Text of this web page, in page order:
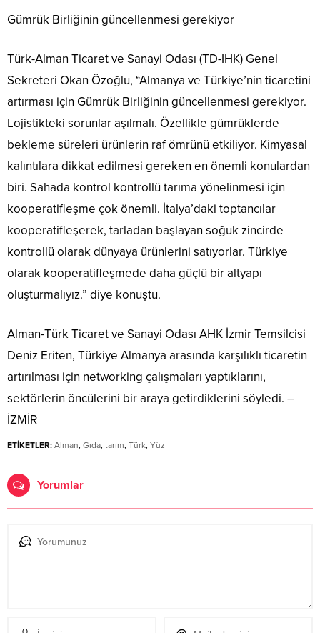
Gümrük Birliğinin güncellenmesi gerekiyor
Türk-Alman Ticaret ve Sanayi Odası (TD-IHK) Genel
Sekreteri Okan Özoğlu, “Almanya ve Türkiye’nin ticaretini
artırması için Gümrük Birliğinin güncellenmesi gerekiyor.
Lojistikteki sorunlar aşılmalı. Özellikle gümrüklerde
bekleme süreleri ürünlerin raf ömrünü etkiliyor. Kimyasal
kalıntılara dikkat edilmesi gereken en önemli konulardan
biri. Sahada kontrol kontrollü tarıma yönelinmesi için
kooperatifleşme çok önemli. İtalya’daki toptancılar
kooperatifleşerek, tarladan başlayan soğuk zincirde
kontrollü olarak dünyaya ürünlerini satıyorlar. Türkiye
olarak kooperatifleşmede daha güçlü bir altyapı
oluşturmalıyız.” diye konuştu.
Alman-Türk Ticaret ve Sanayi Odası AHK İzmir Temsilcisi
Deniz Eriten, Türkiye Almanya arasında karşılıklı ticaretin
artırılması için networking çalışmaları yaptıklarını,
sektörlerin öncülerini bir araya getirdiklerini söyledi. –
İZMİR
ETİKETLER: Alman, Gıda, tarım, Türk, Yüz
Yorumlar